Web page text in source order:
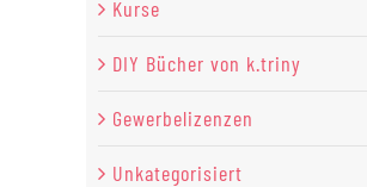
Kurse
DIY Bücher von k.triny
Gewerbelizenzen
Unkategorisiert